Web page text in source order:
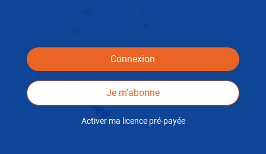
Connexion
Je m'abonne
Activer ma licence pré-payée